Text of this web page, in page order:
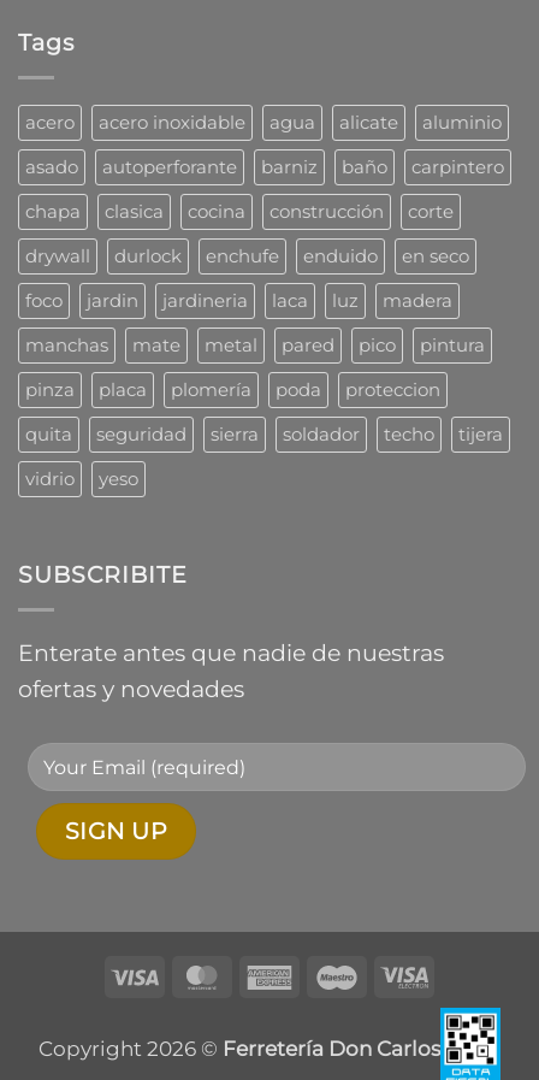
cucarachas?
Mirá
cómo
las
combaten
los
profesionales
Tags
acero acero inoxidable agua alicate
aluminio
asado
autoperforante barniz baño
carpintero
chapa
clasica cocina construcción
corte
drywall
durlock enchufe enduido
en seco
foco
jardin jardineria laca luz
madera
manchas
mate metal pared pico
pintura
pinza
placa plomería poda
proteccion
quita
seguridad sierra soldador techo
tijera
vidrio
yeso
SUBSCRIBITE
Enterate antes que nadie de nuestras
ofertas y novedades
Visa MasterCardAmericanMaestroVisa
Electron
Copyright 2026 © Ferretería Don Carlos